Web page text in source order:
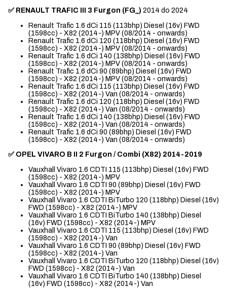
✅ RENAULT TRAFIC III 3 Furgon (FG_) 2014 do 2024
Renault Trafic 1.6 dCi 115 (113bhp) Diesel (16v) FWD
(1598cc) - X82 (2014-) MPV (08/2014 - onwards)
Renault Trafic 1.6 dCi 120 (118bhp) Diesel (16v) FWD
(1598cc) - X82 (2014-) MPV (08/2014 - onwards)
Renault Trafic 1.6 dCi 140 (138bhp) Diesel (16v) FWD
(1598cc) - X82 (2014-) MPV (08/2014 - onwards)
Renault Trafic 1.6 dCi 90 (89bhp) Diesel (16v) FWD
(1598cc) - X82 (2014-) MPV (08/2014 - onwards)
Renault Trafic 1.6 dCi 115 (113bhp) Diesel (16v) FWD
(1598cc) - X82 (2014-) Van (08/2014 - onwards)
Renault Trafic 1.6 dCi 120 (118bhp) Diesel (16v) FWD
(1598cc) - X82 (2014-) Van (08/2014 - onwards)
Renault Trafic 1.6 dCi 140 (138bhp) Diesel (16v) FWD
(1598cc) - X82 (2014-) Van (08/2014 - onwards)
Renault Trafic 1.6 dCi 90 (89bhp) Diesel (16v) FWD
(1598cc) - X82 (2014-) Van (08/2014 - onwards)
✅ OPEL VIVARO B II 2 Furgon / Combi (X82) 2014-2019
Vauxhall Vivaro 1.6 CDTI 115 (113bhp) Diesel (16v) FWD
(1598cc) - X82 (2014-) MPV
Vauxhall Vivaro 1.6 CDTI 90 (89bhp) Diesel (16v) FWD
(1598cc) - X82 (2014-) MPV
Vauxhall Vivaro 1.6 CDTI BiTurbo 120 (118bhp) Diesel (16v)
FWD (1598cc) - X82 (2014-) MPV
Vauxhall Vivaro 1.6 CDTI BiTurbo 140 (138bhp) Diesel
(16v) FWD (1598cc) - X82 (2014-) MPV
Vauxhall Vivaro 1.6 CDTI 115 (113bhp) Diesel (16v) FWD
(1598cc) - X82 (2014-) Van
Vauxhall Vivaro 1.6 CDTI 90 (89bhp) Diesel (16v) FWD
(1598cc) - X82 (2014-) Van
Vauxhall Vivaro 1.6 CDTI BiTurbo 120 (118bhp) Diesel (16v)
FWD (1598cc) - X82 (2014-) Van
Vauxhall Vivaro 1.6 CDTI BiTurbo 140 (138bhp) Diesel
(16v) FWD (1598cc) - X82 (2014-) Van